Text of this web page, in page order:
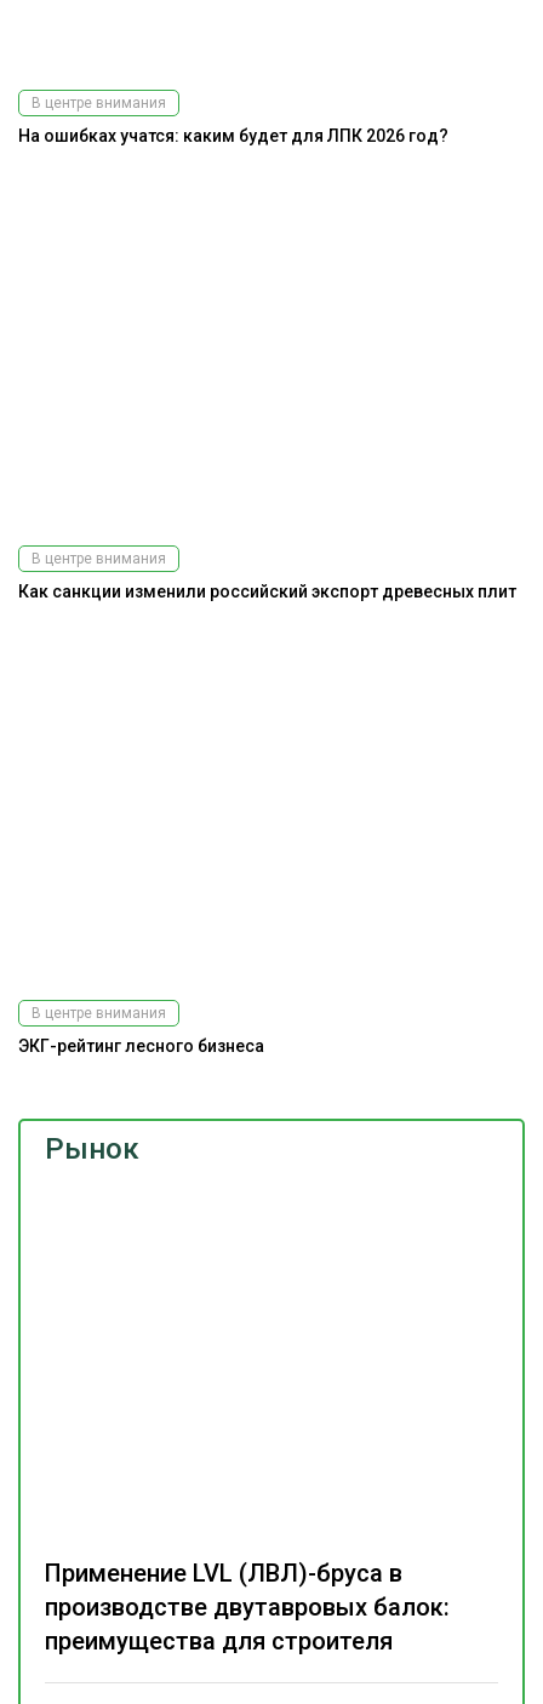
Рынок
Применение LVL (ЛВЛ)-бруса в
производстве двутавровых балок:
преимущества для строителя
В центре внимания
На ошибках учатся: каким будет для ЛПК 2026 год?
В центре внимания
Как санкции изменили российский экспорт древесных плит
В центре внимания
ЭКГ-рейтинг лесного бизнеса